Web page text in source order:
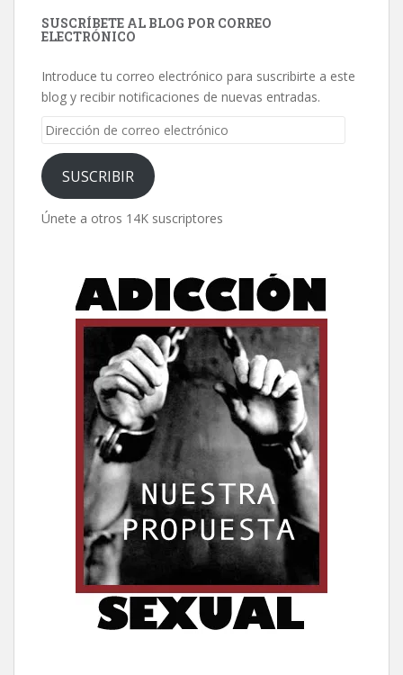
SUSCRÍBETE AL BLOG POR CORREO
ELECTRÓNICO
Introduce tu correo electrónico para suscribirte a este
blog y recibir notificaciones de nuevas entradas.
Dirección
correo
electrónico
SUSCRIBIR
Únete a otros 14K suscriptores